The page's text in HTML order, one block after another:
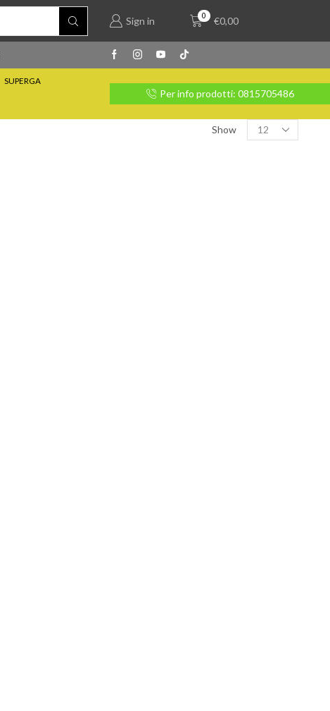
Sign in 0 €0,00
SUPERGA
Per info prodotti: 0815705486
Show